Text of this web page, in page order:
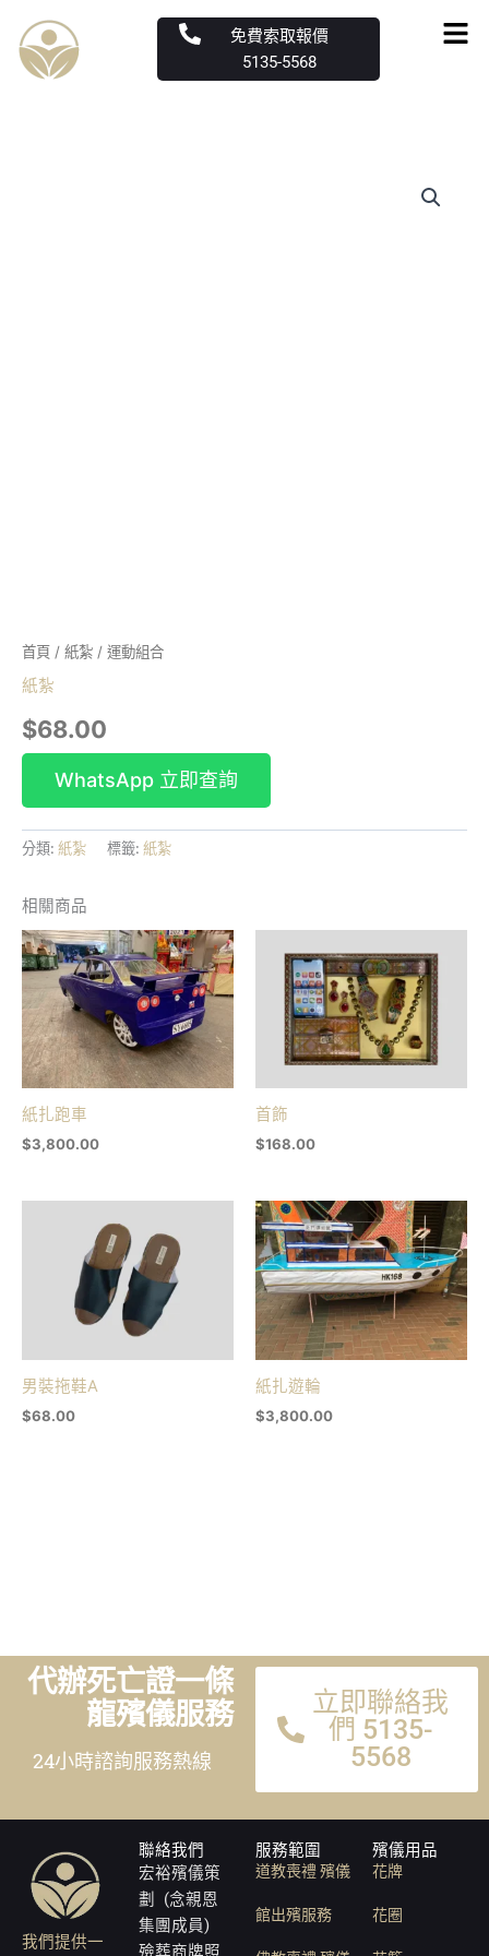
免費索取報價
5135-5568
首頁 / 紙紮 / 運動組合
紙紮
$68.00
分類: 紙紮 標籤: 紙紮
相關商品
紙扎跑車
$3,800.00
首飾
$168.00
男裝拖鞋A
$68.00
紙扎遊輪
$3,800.00
代辦死亡證一條
龍殯儀服務
24小時諮詢服務熱線
立即聯絡我
們 5135-
5568
我們提供一
聯絡我們
宏裕殯儀策
劃 (念親恩
集團成員)
殮葬商牌照
服務範圍
道教喪禮 殯儀
館出殯服務
殯儀用品
花牌
花圈